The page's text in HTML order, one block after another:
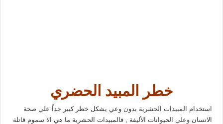
خطر المبيد الحضري
استخدام المبيدات الحشرية بدون وعي يشكل خطر كبير جداً علي صحة
الانسان وعلي الحيوانات الأليفة , فالمبيدات الحشرية ما هي الا سموم قاتلة